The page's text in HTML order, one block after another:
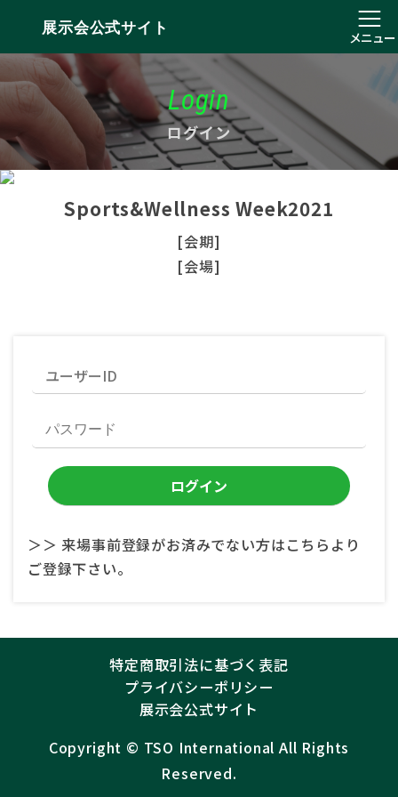
展示会公式サイト
メニュー
Login
ログイン
Sports&Wellness Week2021
[会期]
[会場]
＞＞ 来場事前登録がお済みでない方はこちらより
ご登録下さい。
特定商取引法に基づく表記
プライバシーポリシー
展示会公式サイト
Copyright ©︎ TSO International All Rights
Reserved.